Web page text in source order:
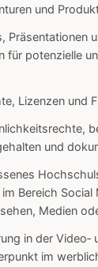
und
Präsentationen
für potenzielle
Lizenzen und
und
Bereich Social
Medien
in der Video‑
im